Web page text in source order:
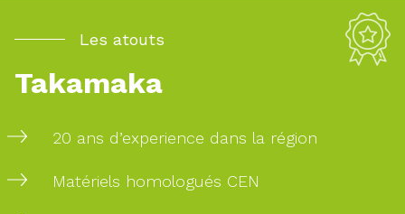
Les atouts
Takamaka
20 ans d’experience dans la région
Matériels homologués CEN